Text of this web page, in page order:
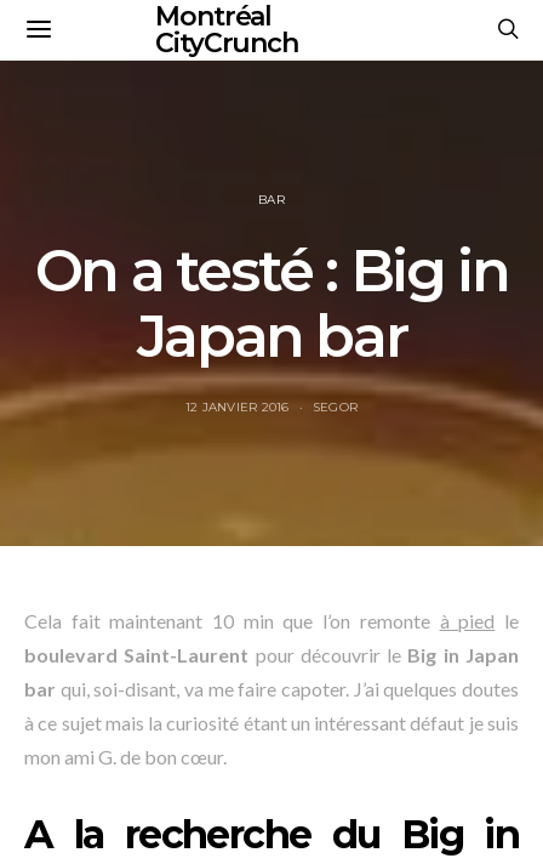
Montréal
CityCrunch
BAR
On a testé : Big in
Japan bar
12 JANVIER 2016 SEGOR
Cela fait maintenant 10 min que l’on remonte à pied le
boulevard Saint-Laurent pour découvrir le Big in Japan
bar qui, soi-disant, va me faire capoter. J’ai quelques doutes
à ce sujet mais la curiosité étant un intéressant défaut je suis
mon ami G. de bon cœur.
A la recherche du Big in